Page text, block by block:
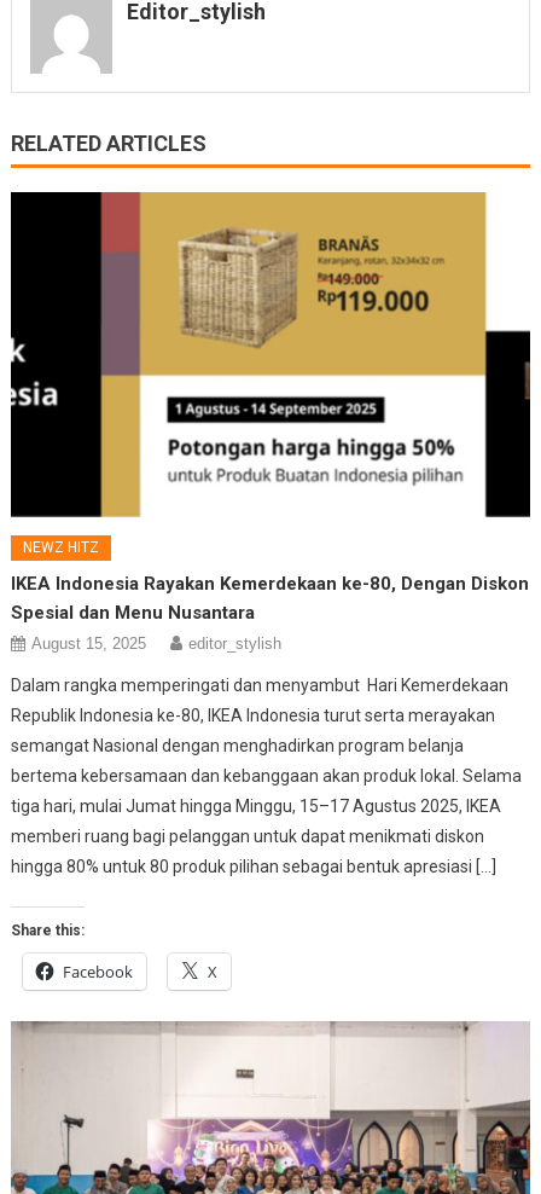
Editor_stylish
RELATED ARTICLES
NEWZ HITZ
IKEA Indonesia Rayakan Kemerdekaan ke-80, Dengan Diskon
Spesial dan Menu Nusantara
August 15, 2025 editor_stylish
Dalam rangka memperingati dan menyambut Hari Kemerdekaan
Republik Indonesia ke-80, IKEA Indonesia turut serta merayakan
semangat Nasional dengan menghadirkan program belanja
bertema kebersamaan dan kebanggaan akan produk lokal. Selama
tiga hari, mulai Jumat hingga Minggu, 15–17 Agustus 2025, IKEA
memberi ruang bagi pelanggan untuk dapat menikmati diskon
hingga 80% untuk 80 produk pilihan sebagai bentuk apresiasi […]
Share this:
Facebook X